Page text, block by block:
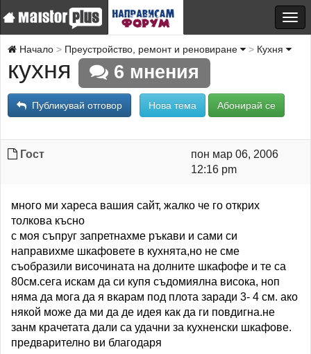
Начало Преустройство, ремонт и реновиране Кухня
кухня 6 мнения
Публикувай отговор Нова тема Абонирай се
Гост
пон мар 06, 2006
12:16 pm
много ми хареса вашия сайт, жалко че го открих
толкова късно
с моя съпруг запретнахме ръкави и сами си
направихме шкафовете в кухнята,но не сме
съобразили височината на долните шкафофе и те са
80см.сега искам да си купя съдомиялна висока, ноп
няма да мога да я вкарам под плота заради 3- 4 см. ако
някой може да ми да де идея как да ги повдигна.не
занм крачетата дали са удачни за кухненски шкафове.
предварително ви благодаря